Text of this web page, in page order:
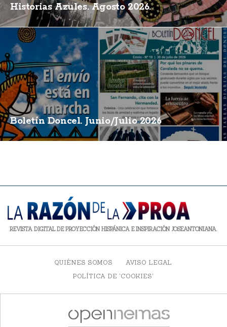
Historias Azules. Agosto 2026.
Boletín Doncel. Junio/Julio 2026
REVISTA DIGITAL DE PROYECCIÓN HISPÁNICA E INSPIRACIÓN JOSEANTONIANA.
QUIÉNES SOMOS
AVISO LEGAL
POLÍTICA DE 'COOKIES'